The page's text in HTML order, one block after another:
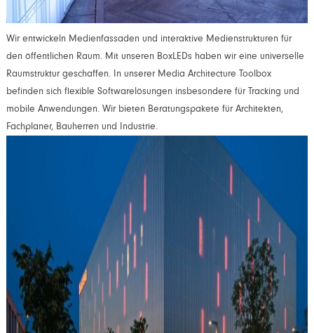
Wir entwickeln Medienfassaden und interaktive Medienstrukturen für
den öffentlichen Raum. Mit unseren BoxLEDs haben wir eine universelle
Raumstruktur geschaffen. In unserer Media Architecture Toolbox
befinden sich flexible Softwarelösungen insbesondere für Tracking und
mobile Anwendungen. Wir bieten Beratungspakete für Architekten,
Fachplaner, Bauherren und Industrie.